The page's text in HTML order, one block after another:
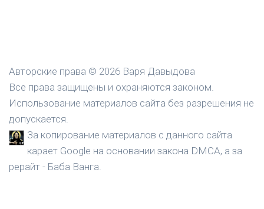
Авторские права © 2026 Варя Давыдова
Все права защищены и охраняются законом.
Использование материалов сайта без разрешения не
допускается.
За копирование материалов с данного сайта
карает Google на основании закона DMCA, а за
рерайт - Баба Ванга.